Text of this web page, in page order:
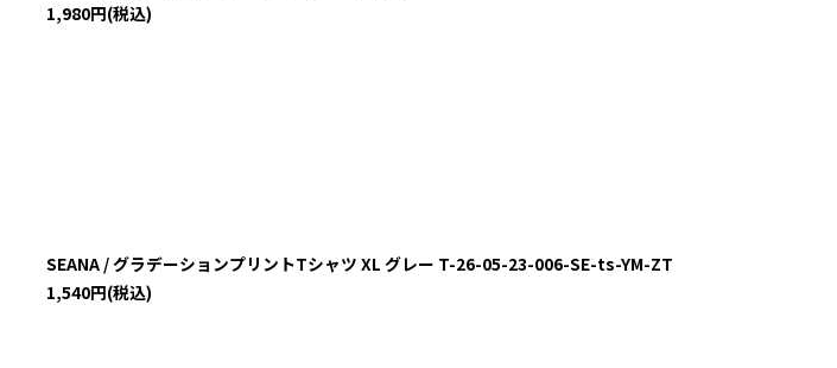
1,980円(税込)
SEANA / グラデーションプリントTシャツ XL グレー T-26-05-23-006-SE-ts-YM-ZT
1,540円(税込)